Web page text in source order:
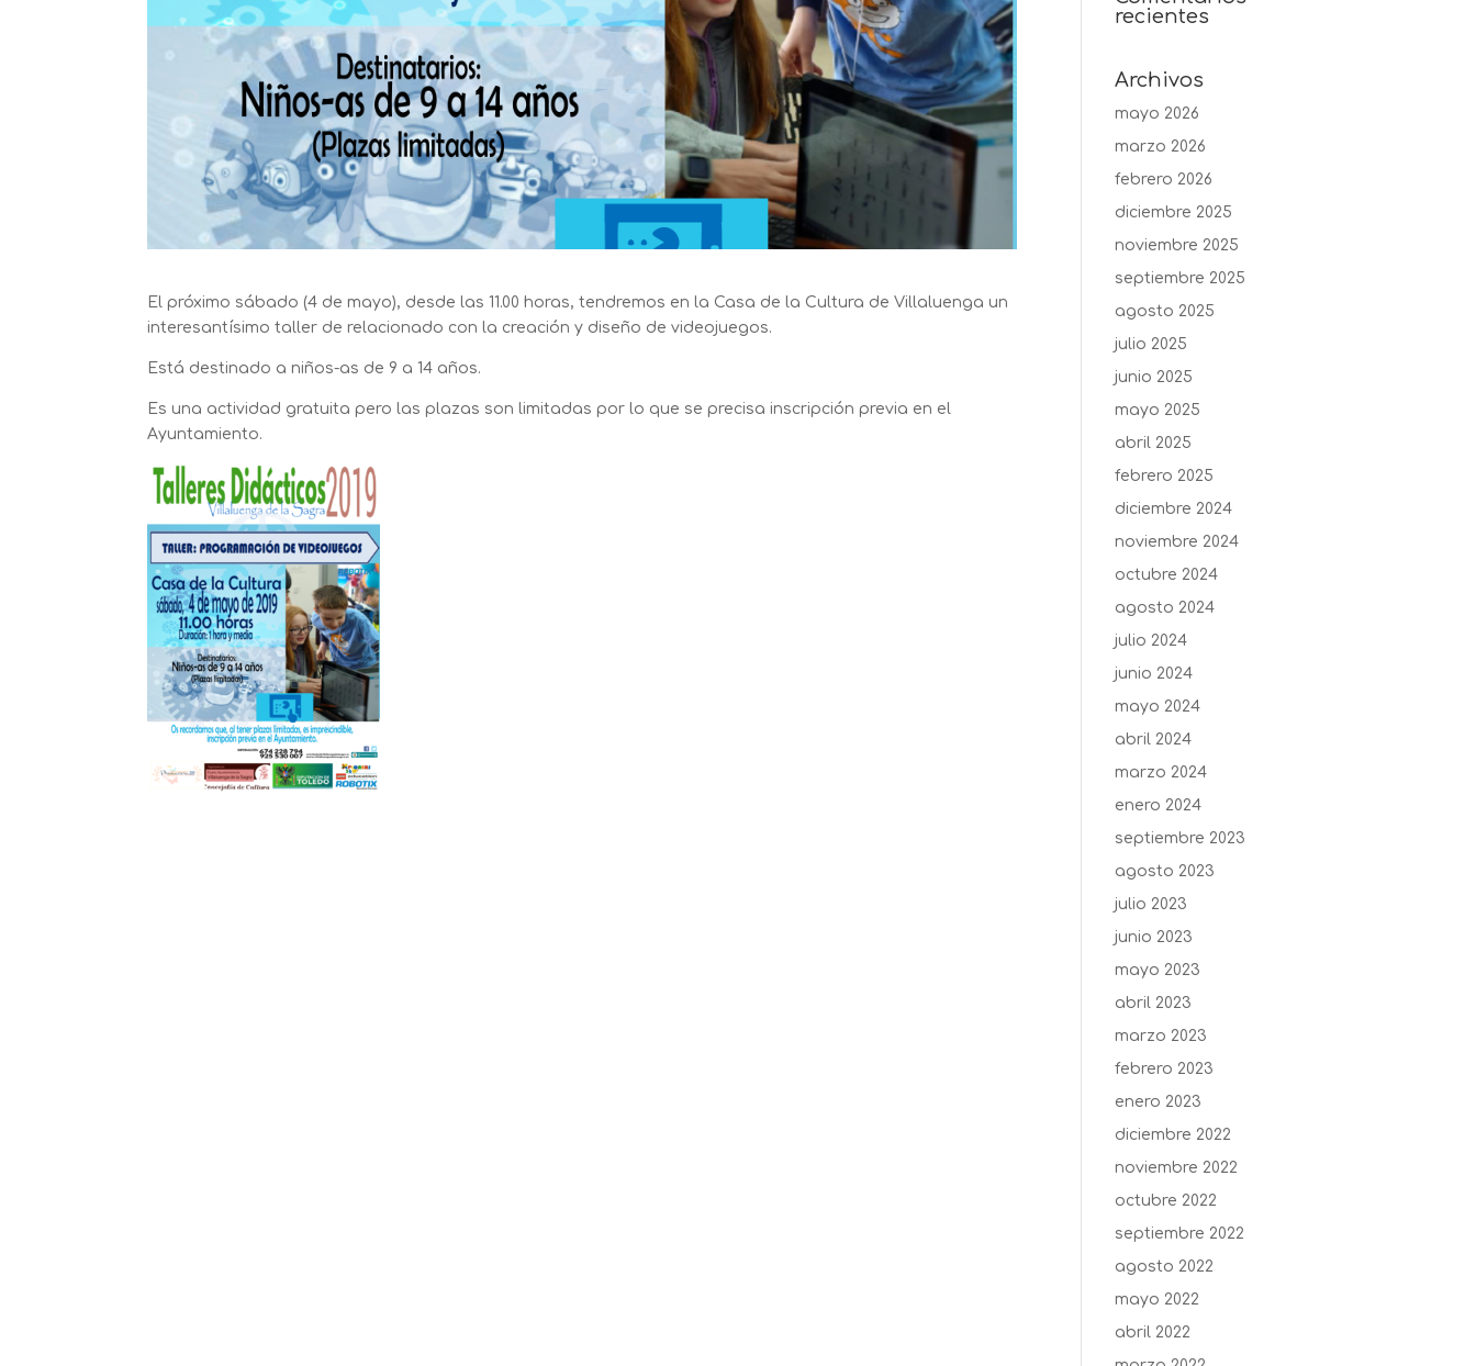
El próximo sábado (4 de mayo), desde las 11.00 horas, tendremos en la Casa de la Cultura de Villaluenga un
interesantísimo taller de relacionado con la creación y diseño de videojuegos.
Está destinado a niños-as de 9 a 14 años.
Es una actividad gratuita pero las plazas son limitadas por lo que se precisa inscripción previa en el
Ayuntamiento.
recientes
Archivos
mayo 2026
marzo 2026
febrero 2026
diciembre 2025
noviembre 2025
septiembre 2025
agosto 2025
julio 2025
junio 2025
mayo 2025
abril 2025
febrero 2025
diciembre 2024
noviembre 2024
octubre 2024
agosto 2024
julio 2024
junio 2024
mayo 2024
abril 2024
marzo 2024
enero 2024
septiembre 2023
agosto 2023
julio 2023
junio 2023
mayo 2023
abril 2023
marzo 2023
febrero 2023
enero 2023
diciembre 2022
noviembre 2022
octubre 2022
septiembre 2022
agosto 2022
mayo 2022
abril 2022